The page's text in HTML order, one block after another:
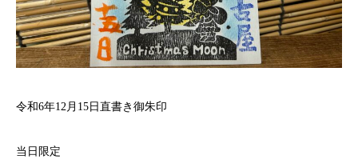
令和6年12月15日直書き御朱印
当日限定